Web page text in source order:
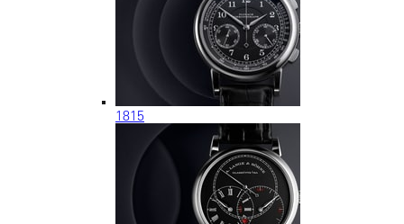
1815